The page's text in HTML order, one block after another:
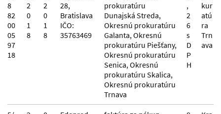
8
82
00
05
97
18
2
0
1
8
2
0
1
8
28,
Bratislava
IČO:
35763469
prokuratúru
Dunajská Streda,
Okresnú prokuratúru
Galanta, Okresnú
prokuratúru Piešťany,
Okresnú prokuratúru
Senica, Okresnú
prokuratúru Skalica,
Okresnú prokuratúru
Trnava
,
2
6
s
D
P
H
kur
atú
ra
Trn
ava